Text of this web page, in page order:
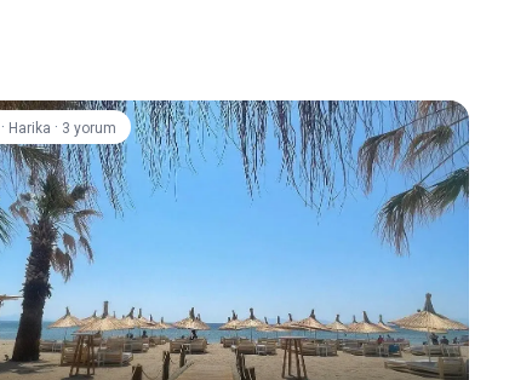
· Harika · 3 yorum